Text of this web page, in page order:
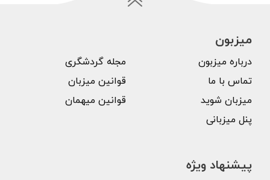
میزبون
درباره میزبون
تماس با ما
میزبان شوید
پنل میزبانی
مجله گردشگری
قوانین میزبان
قوانین میهمان
پیشنهاد ویژه